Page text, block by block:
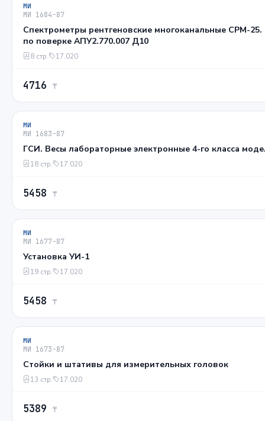
МИ
МИ 1684-87
Спектрометры рентгеновские многоканальные СРМ-25.
по поверке АПУ2.770.007 Д10
8 стр. 17.020
4716 ₸
МИ
МИ 1683-87
ГСИ. Весы лабораторные электронные 4-го класса
18 стр. 17.020
5458 ₸
МИ
МИ 1677-87
Установка УИ-1
19 стр. 17.020
5458 ₸
МИ
МИ 1673-87
Стойки и штативы для измерительных головок
13 стр. 17.020
5389 ₸